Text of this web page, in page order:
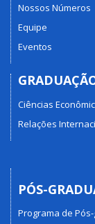
Nossos Números
Equipe
Eventos
Ciências
Relações
PÓS-
Programa de